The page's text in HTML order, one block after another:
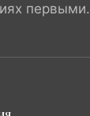
первыми.